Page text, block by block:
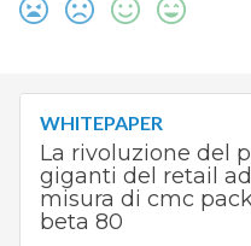
WHITEPAPER
La rivoluzione del
giganti del retail
misura di cmc
beta 80